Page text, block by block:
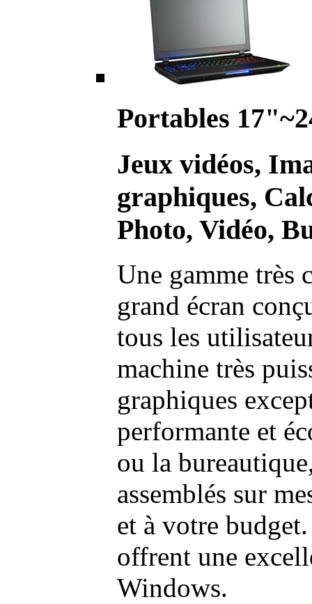
Portables
Jeux vidéos,
graphiques,
Photo, Vidéo,
Une gamme très
grand écran
tous les
machine très
graphiques
performante et
ou la
assemblés sur
et à votre
offrent une
Windows.